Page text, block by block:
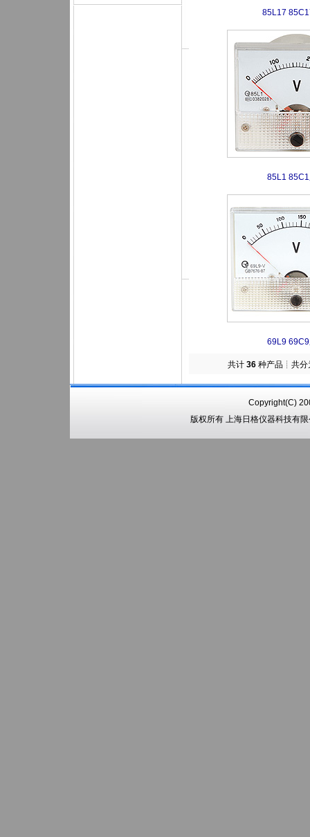
85L17
85L1
69L9
共计36 种产品┊共分
Copyright(C)
版权所有 上海日格仪器科技